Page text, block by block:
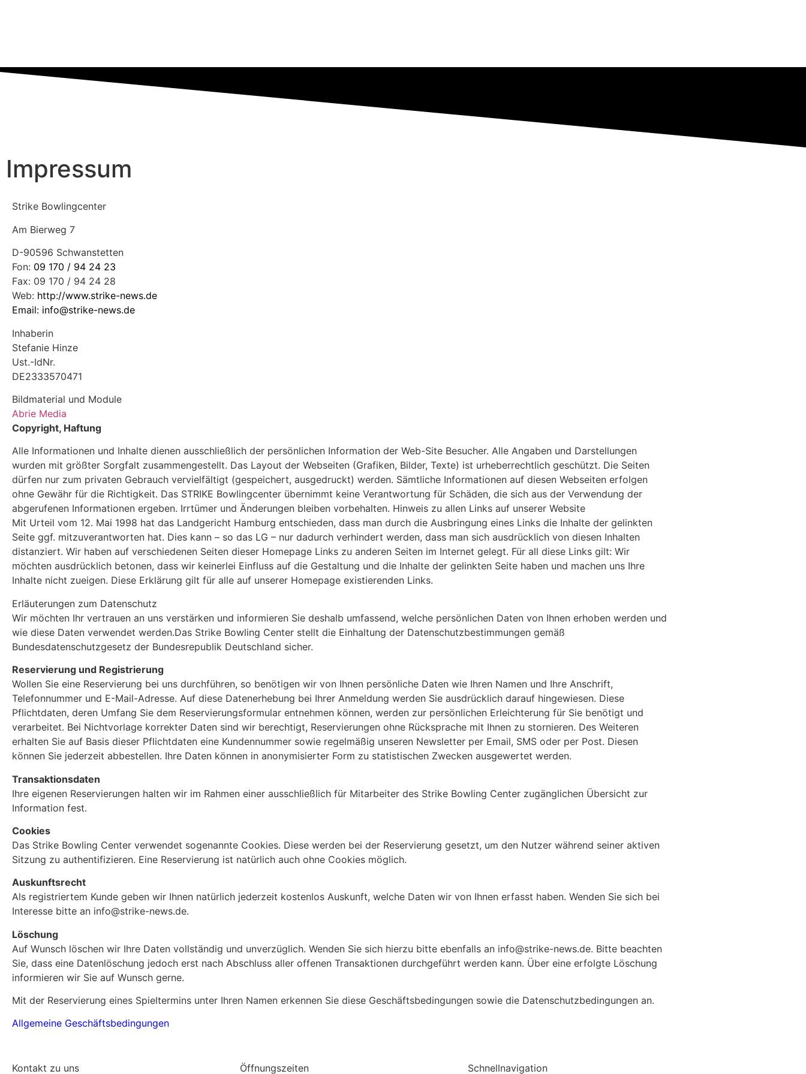
Impressum
Strike Bowlingcenter
Am Bierweg 7
D-90596 Schwanstetten
Fon: 09 170 / 94 24 23
Fax: 09 170 / 94 24 28
Web: http://www.strike-news.de
Email: info@strike-news.de
Inhaberin
Stefanie Hinze
Ust.-IdNr.
DE2333570471
Bildmaterial und Module
Abrie Media
Copyright, Haftung
Alle Informationen und Inhalte dienen ausschließlich der persönlichen Information der Web-Site Besucher. Alle Angaben und Darstellungen
wurden mit größter Sorgfalt zusammengestellt. Das Layout der Webseiten (Grafiken, Bilder, Texte) ist urheberrechtlich geschützt. Die Seiten
dürfen nur zum privaten Gebrauch vervielfältigt (gespeichert, ausgedruckt) werden. Sämtliche Informationen auf diesen Webseiten erfolgen
ohne Gewähr für die Richtigkeit. Das STRIKE Bowlingcenter übernimmt keine Verantwortung für Schäden, die sich aus der Verwendung der
abgerufenen Informationen ergeben. Irrtümer und Änderungen bleiben vorbehalten. Hinweis zu allen Links auf unserer Website
Mit Urteil vom 12. Mai 1998 hat das Landgericht Hamburg entschieden, dass man durch die Ausbringung eines Links die Inhalte der gelinkten
Seite ggf. mitzuverantworten hat. Dies kann – so das LG – nur dadurch verhindert werden, dass man sich ausdrücklich von diesen Inhalten
distanziert. Wir haben auf verschiedenen Seiten dieser Homepage Links zu anderen Seiten im Internet gelegt. Für all diese Links gilt: Wir
möchten ausdrücklich betonen, dass wir keinerlei Einfluss auf die Gestaltung und die Inhalte der gelinkten Seite haben und machen uns Ihre
Inhalte nicht zueigen. Diese Erklärung gilt für alle auf unserer Homepage existierenden Links.
Erläuterungen zum Datenschutz
Wir möchten Ihr vertrauen an uns verstärken und informieren Sie deshalb umfassend, welche persönlichen Daten von Ihnen erhoben werden und
wie diese Daten verwendet werden.Das Strike Bowling Center stellt die Einhaltung der Datenschutzbestimmungen gemäß
Bundesdatenschutzgesetz der Bundesrepublik Deutschland sicher.
Reservierung und Registrierung
Wollen Sie eine Reservierung bei uns durchführen, so benötigen wir von Ihnen persönliche Daten wie Ihren Namen und Ihre Anschrift,
Telefonnummer und E-Mail-Adresse. Auf diese Datenerhebung bei Ihrer Anmeldung werden Sie ausdrücklich darauf hingewiesen. Diese
Pflichtdaten, deren Umfang Sie dem Reservierungsformular entnehmen können, werden zur persönlichen Erleichterung für Sie benötigt und
verarbeitet. Bei Nichtvorlage korrekter Daten sind wir berechtigt, Reservierungen ohne Rücksprache mit Ihnen zu stornieren. Des Weiteren
erhalten Sie auf Basis dieser Pflichtdaten eine Kundennummer sowie regelmäßig unseren Newsletter per Email, SMS oder per Post. Diesen
können Sie jederzeit abbestellen. Ihre Daten können in anonymisierter Form zu statistischen Zwecken ausgewertet werden.
Transaktionsdaten
Ihre eigenen Reservierungen halten wir im Rahmen einer ausschließlich für Mitarbeiter des Strike Bowling Center zugänglichen Übersicht zur
Information fest.
Cookies
Das Strike Bowling Center verwendet sogenannte Cookies. Diese werden bei der Reservierung gesetzt, um den Nutzer während seiner aktiven
Sitzung zu authentifizieren. Eine Reservierung ist natürlich auch ohne Cookies möglich.
Auskunftsrecht
Als registriertem Kunde geben wir Ihnen natürlich jederzeit kostenlos Auskunft, welche Daten wir von Ihnen erfasst haben. Wenden Sie sich bei
Interesse bitte an info@strike-news.de.
Löschung
Auf Wunsch löschen wir Ihre Daten vollständig und unverzüglich. Wenden Sie sich hierzu bitte ebenfalls an info@strike-news.de. Bitte beachten
Sie, dass eine Datenlöschung jedoch erst nach Abschluss aller offenen Transaktionen durchgeführt werden kann. Über eine erfolgte Löschung
informieren wir Sie auf Wunsch gerne.
Mit der Reservierung eines Spieltermins unter Ihren Namen erkennen Sie diese Geschäftsbedingungen sowie die Datenschutzbedingungen an.
Allgemeine Geschäftsbedingungen
Kontakt zu uns Öffnungszeiten Schnellnavigation